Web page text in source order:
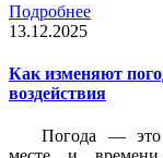
Подробнее
13.12.2025
Как изменяют
воздействия
Погода — это